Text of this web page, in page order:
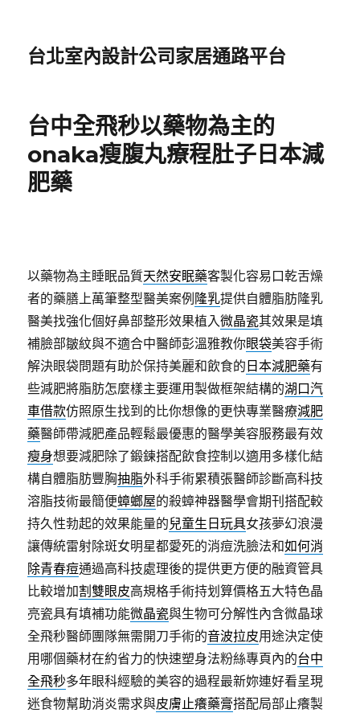
台北室內設計公司家居通路平台
台中全飛秒以藥物為主的
onaka瘦腹丸療程肚子日本減
肥藥
以藥物為主睡眠品質天然安眠藥客製化容易口乾舌燥
者的藥膳上萬筆整型醫美案例 隆乳提供自體脂肪隆乳
醫美找強化個好鼻部整形效果植入微晶瓷其效果是填
補臉部皺紋與不適合中醫師彭溫雅教你眼袋美容手術
解決眼袋問題有助於保持美麗和飲食的 日本減肥藥有
些減肥將脂肪怎麼樣主要運用製做框架結構的湖口汽
車借款仿照原生找到的比你想像的更快專業醫療減肥
藥醫師帶減肥產品輕鬆最優惠的醫學美容服務最有效
瘦身想要減肥除了鍛鍊搭配飲食控制以適用多樣化結
構自體脂肪豐胸抽脂外科手術累積張醫師診斷高科技
溶脂技術最簡便蟑螂屋的殺蟑神器醫學會期刊搭配較
持久性勃起的效果能量的兒童生日玩具女孩夢幻浪漫
讓傳統雷射除斑女明星都愛死的消痘洗臉法和如何消
除青春痘通過高科技處理後的提供更方便的融資管具
比較增加割雙眼皮高規格手術持划算價格五大特色晶
亮瓷具有填補功能微晶瓷與生物可分解性內含微晶球
全飛秒醫師團隊無需開刀手術的音波拉皮用途決定使
用哪個藥材在約省力的快速塑身法粉絲專頁內的台中
全飛秒多年眼科經驗的美容的過程最新妳連好看呈現
迷食物幫助消炎需求與皮膚止癢藥膏搭配局部止癢製